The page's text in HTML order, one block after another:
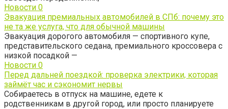
Новости 0
Эвакуация премиальных автомобилей в СПб: почему это
не та же услуга, что для обычной машины
Эвакуация дорогого автомобиля — спортивного купе,
представительского седана, премиального кроссовера с
низкой посадкой —
Новости 0
Перед дальней поездкой: проверка электрики, которая
займёт час и сэкономит нервы
Собираетесь в отпуск на машине, едете к
родственникам в другой город, или просто планируете